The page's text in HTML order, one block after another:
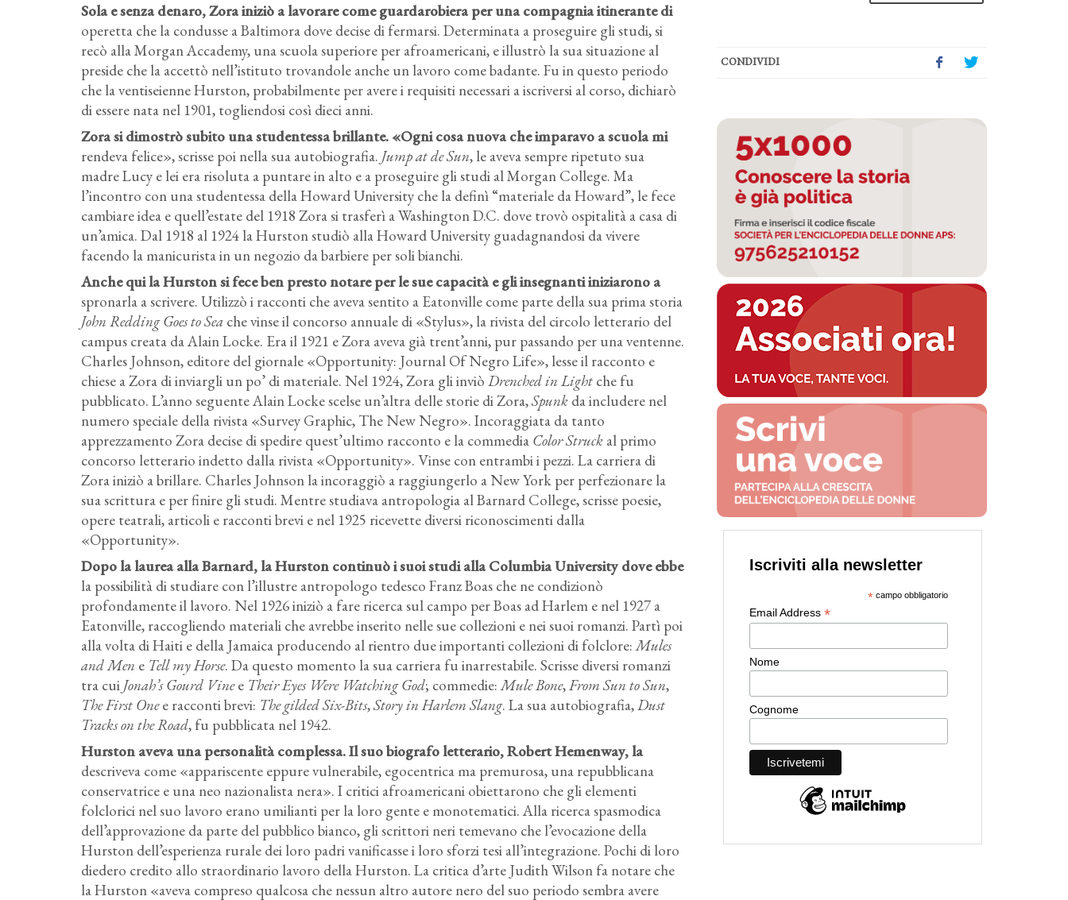
CONDIVIDI
Sola e senza denaro, Zora iniziò a lavorare come guardarobiera per una compagnia itinerante di
operetta che la condusse a Baltimora dove decise di fermarsi. Determinata a proseguire gli studi, si
recò alla Morgan Accademy, una scuola superiore per afroamericani, e illustrò la sua situazione al
preside che la accettò nell’istituto trovandole anche un lavoro come badante. Fu in questo periodo
che la ventiseienne Hurston, probabilmente per avere i requisiti necessari a iscriversi al corso, dichiarò
di essere nata nel 1901, togliendosi così dieci anni.
Zora si dimostrò subito una studentessa brillante. «Ogni cosa nuova che imparavo a scuola mi
rendeva felice», scrisse poi nella sua autobiografia. Jump at de Sun, le aveva sempre ripetuto sua
madre Lucy e lei era risoluta a puntare in alto e a proseguire gli studi al Morgan College. Ma
l’incontro con una studentessa della Howard University che la definì “materiale da Howard”, le fece
cambiare idea e quell’estate del 1918 Zora si trasferì a Washington D.C. dove trovò ospitalità a casa di
un’amica. Dal 1918 al 1924 la Hurston studiò alla Howard University guadagnandosi da vivere
facendo la manicurista in un negozio da barbiere per soli bianchi.
Anche qui la Hurston si fece ben presto notare per le sue capacità e gli insegnanti iniziarono a
spronarla a scrivere. Utilizzò i racconti che aveva sentito a Eatonville come parte della sua prima storia
John Redding Goes to Sea che vinse il concorso annuale di «Stylus», la rivista del circolo letterario del
campus creata da Alain Locke. Era il 1921 e Zora aveva già trent’anni, pur passando per una ventenne.
Charles Johnson, editore del giornale «Opportunity: Journal Of Negro Life», lesse il racconto e
chiese a Zora di inviargli un po’ di materiale. Nel 1924, Zora gli inviò Drenched in Light che fu
pubblicato. L’anno seguente Alain Locke scelse un’altra delle storie di Zora,Spunk da includere nel
numero speciale della rivista «Survey Graphic, The New Negro». Incoraggiata da tanto
apprezzamento Zora decise di spedire quest’ultimo racconto e la commedia Color Struck al primo
concorso letterario indetto dalla rivista «Opportunity». Vinse con entrambi i pezzi. La carriera di
Zora iniziò a brillare. Charles Johnson la incoraggiò a raggiungerlo a New York per perfezionare la
sua scrittura e per finire gli studi. Mentre studiava antropologia al Barnard College, scrisse poesie,
opere teatrali, articoli e racconti brevi e nel 1925 ricevette diversi riconoscimenti dalla
«Opportunity».
Dopo la laurea alla Barnard, la Hurston continuò i suoi studi alla Columbia University dove ebbe
la possibilità di studiare con l’illustre antropologo tedesco Franz Boas che ne condizionò
profondamente il lavoro. Nel 1926 iniziò a fare ricerca sul campo per Boas ad Harlem e nel 1927 a
Eatonville, raccogliendo materiali che avrebbe inserito nelle sue collezioni e nei suoi romanzi. Partì poi
alla volta di Haiti e della Jamaica producendo al rientro due importanti collezioni di folclore:Mules
and Men e Tell my Horse. Da questo momento la sua carriera fu inarrestabile. Scrisse diversi romanzi
tra cui Jonah’s Gourd Vinee Their Eyes Were Watching God; commedie:Mule Bone,From Sun to Sun,
The First Onee racconti brevi: The gilded Six-Bits,Story in Harlem Slang. La sua autobiografia,Dust
Tracks on the Road, fu pubblicata nel 1942.
Hurston aveva una personalità complessa. Il suo biografo letterario, Robert Hemenway, la
descriveva come «appariscente eppure vulnerabile, egocentrica ma premurosa, una repubblicana
conservatrice e una neo nazionalista nera». I critici afroamericani obiettarono che gli elementi
folclorici nel suo lavoro erano umilianti per la loro gente e monotematici. Alla ricerca spasmodica
dell’approvazione da parte del pubblico bianco, gli scrittori neri temevano che l’evocazione della
Hurston dell’esperienza rurale dei loro padri vanificasse i loro sforzi tesi all’integrazione. Pochi di loro
diedero credito allo straordinario lavoro della Hurston. La critica d’arte Judith Wilson fa notare che
la Hurston «aveva compreso qualcosa che nessun altro autore nero del suo periodo sembra avere